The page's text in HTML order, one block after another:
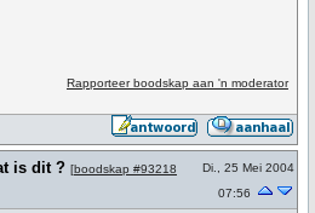
Rapporteer boodskap aan 'n moderator
is dit ? [boodskap #93218
Di., 25 Mei 2004
07:56